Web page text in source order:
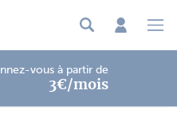
vous à partir de
3€/mois